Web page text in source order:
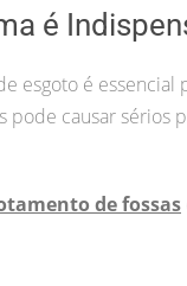
é
esgoto é essencial
causar sérios
de fossas